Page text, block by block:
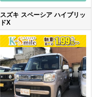
スズキ スペーシア ハイブリッ
ドX